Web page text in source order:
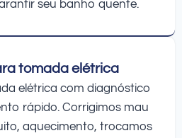
seu banho quente.
tomada elétrica
elétrica com diagnóstico
rápido. Corrigimos mau
aquecimento, trocamos